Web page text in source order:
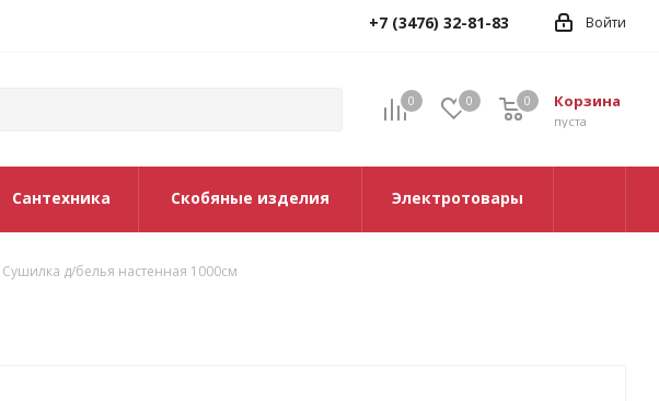
Войти
+7 (3476) 32-81-83
0 0 Корзина
0
пуста
0
Сантехника Скобяные изделия Электротовары
Сушилка д/белья настенная 1000см